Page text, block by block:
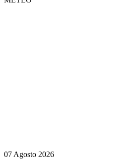
07 Agosto 2026